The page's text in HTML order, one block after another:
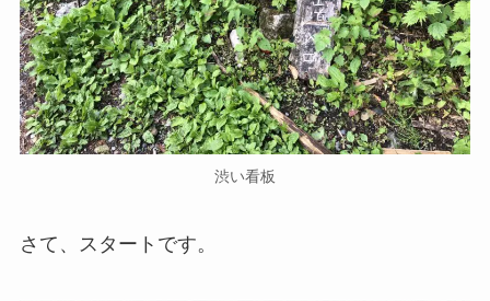
渋い看板
さて、スタートです。